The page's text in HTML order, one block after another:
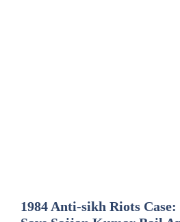
1984 Anti-sikh Riots